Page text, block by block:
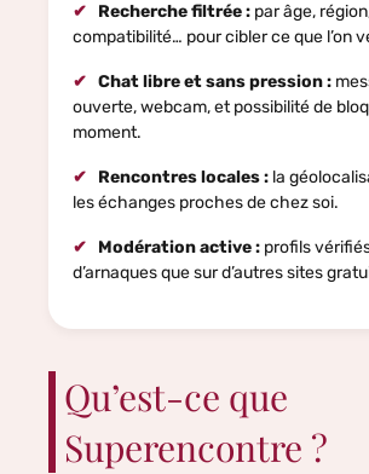
Recherche filtrée : par âge,
compatibilité… pour cibler ce que l’on
Chat libre et sans pression :
ouverte, webcam, et possibilité de
moment.
Rencontres locales : la
les échanges proches de chez soi.
Modération active : profils
d’arnaques que sur d’autres sites
Qu’est-ce que
Superencontre ?